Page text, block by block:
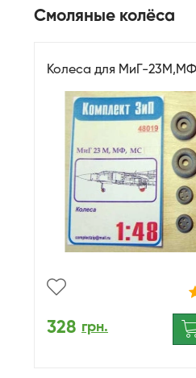
Смоляные колёса
Колеса для МиГ-
328 грн.